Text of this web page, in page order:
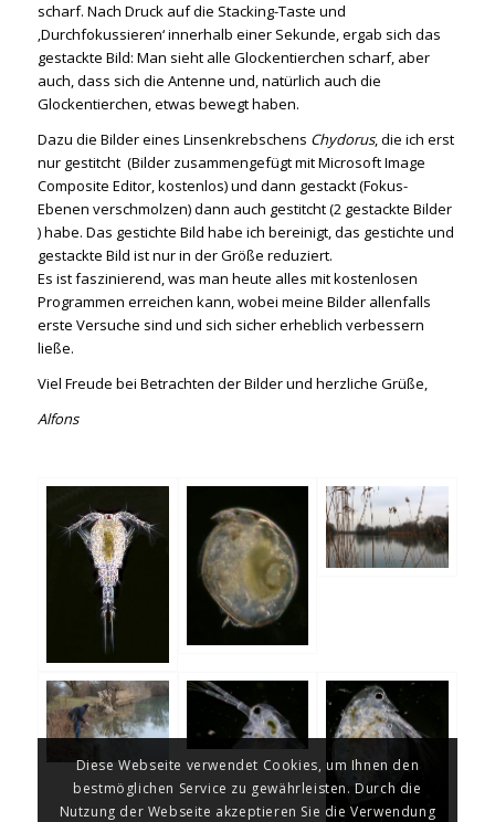
scharf. Nach Druck auf die Stacking-Taste und
‚Durchfokussieren‘ innerhalb einer Sekunde, ergab sich das
gestackte Bild: Man sieht alle Glockentierchen scharf, aber
auch, dass sich die Antenne und, natürlich auch die
Glockentierchen, etwas bewegt haben.
Dazu die Bilder eines Linsenkrebschens Chydorus, die ich erst
nur gestitcht (Bilder zusammengefügt mit Microsoft Image
Composite Editor, kostenlos) und dann gestackt (Fokus-
Ebenen verschmolzen) dann auch gestitcht (2 gestackte Bilder
) habe. Das gestichte Bild habe ich bereinigt, das gestichte und
gestackte Bild ist nur in der Größe reduziert.
Es ist faszinierend, was man heute alles mit kostenlosen
Programmen erreichen kann, wobei meine Bilder allenfalls
erste Versuche sind und sich sicher erheblich verbessern
ließe.
Viel Freude bei Betrachten der Bilder und herzliche Grüße,
Alfons
Diese Webseite verwendet Cookies, um Ihnen den
bestmöglichen Service zu gewährleisten. Durch die
Nutzung der Webseite akzeptieren Sie die Verwendung